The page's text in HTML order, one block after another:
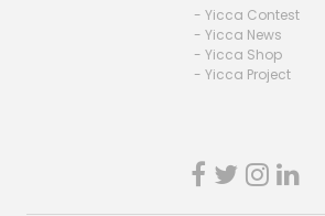
- Yicca Contest
- Yicca News
- Yicca Shop
- Yicca Project